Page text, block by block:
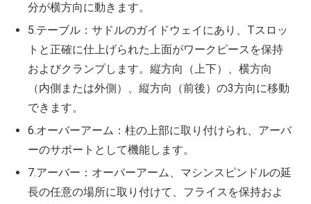
分が横方向に動きます。
5.テーブル：サドルのガイドウェイにあり、Tスロッ
トと正確に仕上げられた上面がワークピースを保持
およびクランプします。縦方向（上下）、横方向
（内側または外側）、縦方向（前後）の3方向に移動
できます。
6.オーバーアーム：柱の上部に取り付けられ、アーバ
ーのサポートとして機能します。
7.アーバー：オーバーアーム、マシンスピンドルの延
長の任意の場所に取り付けて、フライスを保持およ